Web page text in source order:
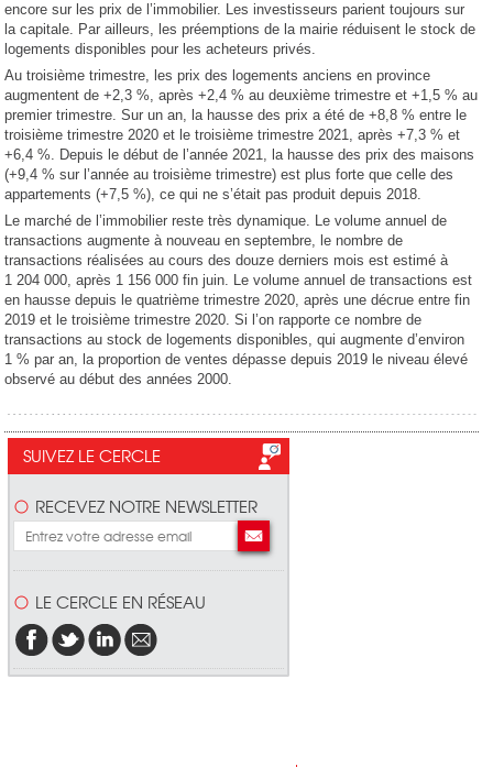
encore sur les prix de l’immobilier. Les investisseurs parient toujours sur
la capitale. Par ailleurs, les préemptions de la mairie réduisent le stock de
logements disponibles pour les acheteurs privés.
Au troisième trimestre, les prix des logements anciens en province
augmentent de +2,3 %, après +2,4 % au deuxième trimestre et +1,5 % au
premier trimestre. Sur un an, la hausse des prix a été de +8,8 % entre le
troisième trimestre 2020 et le troisième trimestre 2021, après +7,3 % et
+6,4 %. Depuis le début de l’année 2021, la hausse des prix des maisons
(+9,4 % sur l’année au troisième trimestre) est plus forte que celle des
appartements (+7,5 %), ce qui ne s’était pas produit depuis 2018.
Le marché de l’immobilier reste très dynamique. Le volume annuel de
transactions augmente à nouveau en septembre, le nombre de
transactions réalisées au cours des douze derniers mois est estimé à
1 204 000, après 1 156 000 fin juin. Le volume annuel de transactions est
en hausse depuis le quatrième trimestre 2020, après une décrue entre fin
2019 et le troisième trimestre 2020. Si l’on rapporte ce nombre de
transactions au stock de logements disponibles, qui augmente d’environ
1 % par an, la proportion de ventes dépasse depuis 2019 le niveau élevé
observé au début des années 2000.
SUIVEZ LE CERCLE
RECEVEZ NOTRE NEWSLETTER
LE CERCLE EN RÉSEAU